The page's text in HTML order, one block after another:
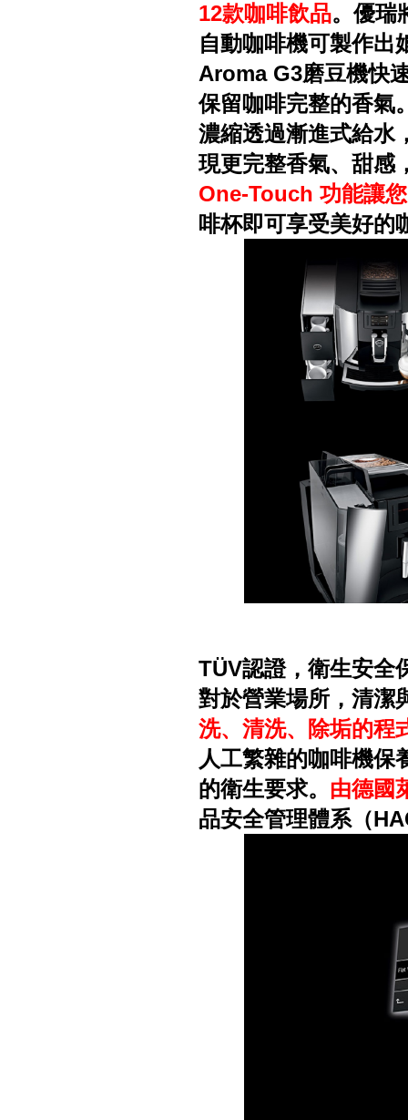
12款咖啡飲品。優瑞
自動咖啡機可製作出
Aroma G3磨豆機快
保留咖啡完整的香氣
濃縮透過漸進式給水
現更完整香氣、甜感
One-Touch 功能讓
啡杯即可享受美好的
TÜV認證，衛生安全
對於營業場所，清潔
洗、清洗、除垢的程
人工繁雜的咖啡機保
的衛生要求。 由德國
品安全管理體系（